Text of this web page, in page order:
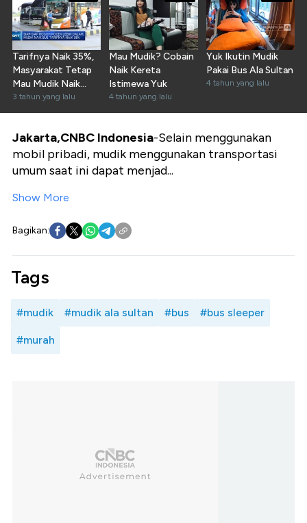
Tarifnya Naik 35%,
Masyarakat Tetap
Mau Mudik Naik
Bus?
3 tahun yang lalu
Mau Mudik? Cobain
Naik Kereta
Istimewa Yuk
4 tahun yang lalu
Yuk Ikutin Mudik
Pakai Bus Ala Sultan
4 tahun yang lalu
Jakarta,CNBC Indonesia-Selain menggunakan
mobil pribadi, mudik menggunakan transportasi
umum saat ini dapat menjad...
Show More
Bagikan:
Tags
#mudik #mudik ala sultan #bus #bus sleeper
#murah